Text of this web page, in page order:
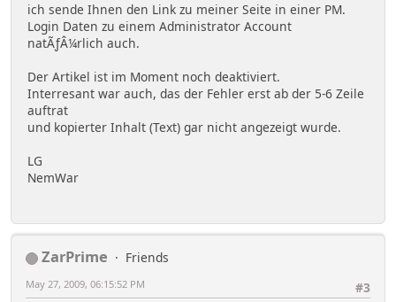
ich sende Ihnen den Link zu meiner Seite in einer PM.
Login Daten zu einem Administrator Account
natÃƒÂ¼rlich auch.
Der Artikel ist im Moment noch deaktiviert.
Interresant war auch, das der Fehler erst ab der 5-6 Zeile
auftrat
und kopierter Inhalt (Text) gar nicht angezeigt wurde.
LG
NemWar
ZarPrime
Friends
#3
May 27, 2009, 06:15:52 PM